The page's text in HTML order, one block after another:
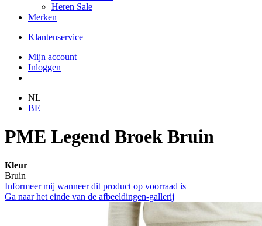
Heren Sale
Merken
Klantenservice
Mijn account
Inloggen
NL
BE
PME Legend Broek Bruin
Kleur
Bruin
Informeer mij wanneer dit product op voorraad is
Ga naar het einde van de afbeeldingen-gallerij